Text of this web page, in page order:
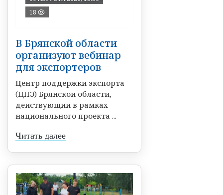
18
В Брянской области
организуют вебинар
для экспортеров
Центр поддержки экспорта
(ЦПЭ) Брянской области,
действующий в рамках
национального проекта ...
Читать далее